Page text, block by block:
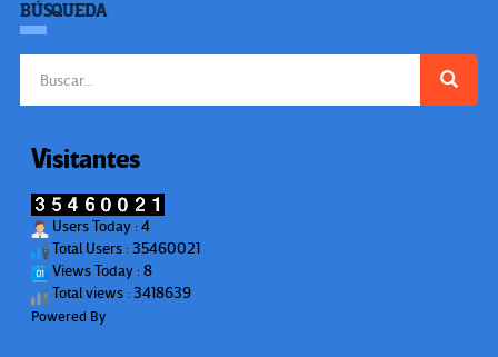
BÚSQUEDA
Visitantes
Users Today : 4
Total Users : 35460021
Views Today : 8
Total views : 3418639
Powered By